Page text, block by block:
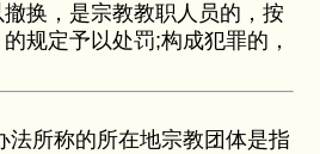
换，是宗教教职人员的，按
规定予以处罚;构成犯罪的，
所称的所在地宗教团体是指